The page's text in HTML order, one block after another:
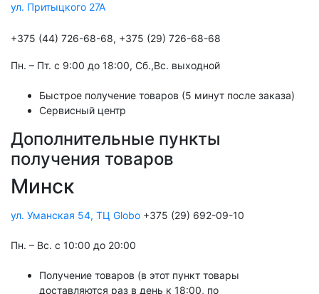
ул. Притыцкого 27А
+375 (44) 726-68-68, +375 (29) 726-68-68
Пн. – Пт. с 9:00 до 18:00, Cб.,Вс. выходной
Быстрое получение товаров (5 минут после заказа)
Сервисный центр
Дополнительные пункты
получения товаров
Минск
ул. Уманская 54, ТЦ Globo +375 (29) 692-09-10
Пн. – Вс. с 10:00 до 20:00
Получение товаров (в этот пункт товары
доставляются раз в день к 18:00, по